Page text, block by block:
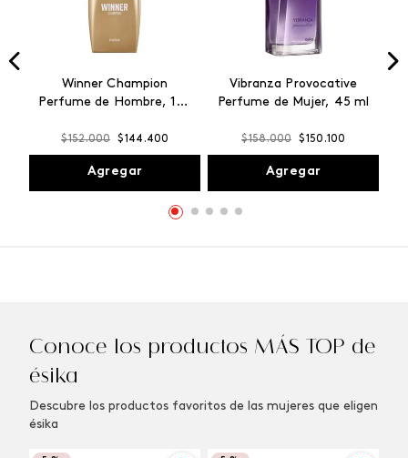
Winner Champion
Perfume de Hombre, 100
$152.000 $144 .400
Agregar
Vibranza Provocative
Perfume de Mujer, 45 ml
$158.000 $150 .100
Agregar
Conoce los productos MÁS TOP de
ésika
Descubre los productos favoritos de las mujeres que eligen
ésika